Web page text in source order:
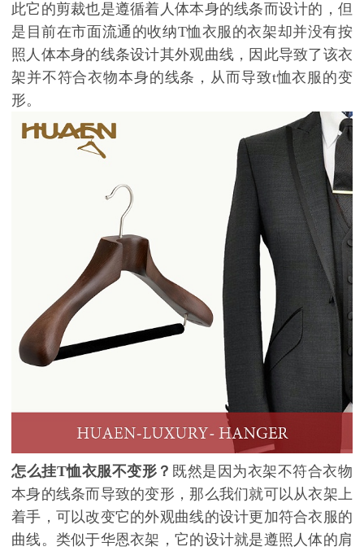
此它的剪裁也是遵循着人体本身的线条而设计的，但
是目前在市面流通的收纳T恤衣服的衣架却并没有按
照人体本身的线条设计其外观曲线，因此导致了该衣
架并不符合衣物本身的线条，从而导致t恤衣服的变
形。
怎么挂T恤衣服不变形？ 既然是因为衣架不符合衣物
本身的线条而导致的变形，那么我们就可以从衣架上
着手，可以改变它的外观曲线的设计更加符合衣服的
曲线。类似于华恩衣架，它的设计就是遵照人体的肩